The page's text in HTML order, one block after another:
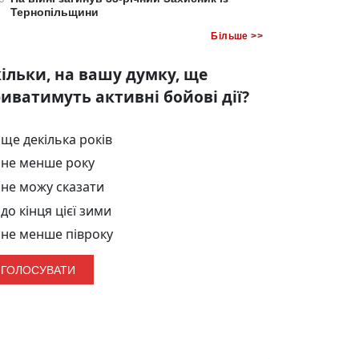
Тернопільщини
Більше >>
на вашу думку, ще
активні бойові дії?
ще декілька років
не менше року
не можу сказати
до кінця цієї зими
не менше півроку